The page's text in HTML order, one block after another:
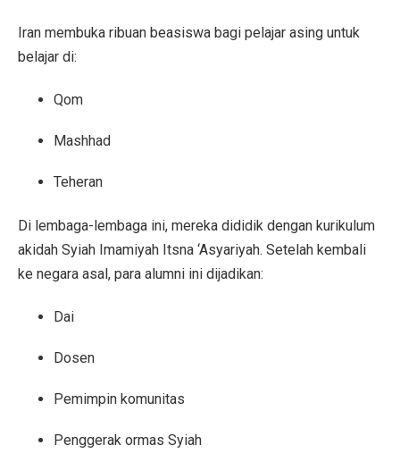
Iran membuka ribuan beasiswa bagi pelajar asing untuk
belajar di:
Qom
Mashhad
Teheran
Di lembaga-lembaga ini, mereka dididik dengan kurikulum
akidah Syiah Imamiyah Itsna ‘Asyariyah. Setelah kembali
ke negara asal, para alumni ini dijadikan:
Dai
Dosen
Pemimpin komunitas
Penggerak ormas Syiah